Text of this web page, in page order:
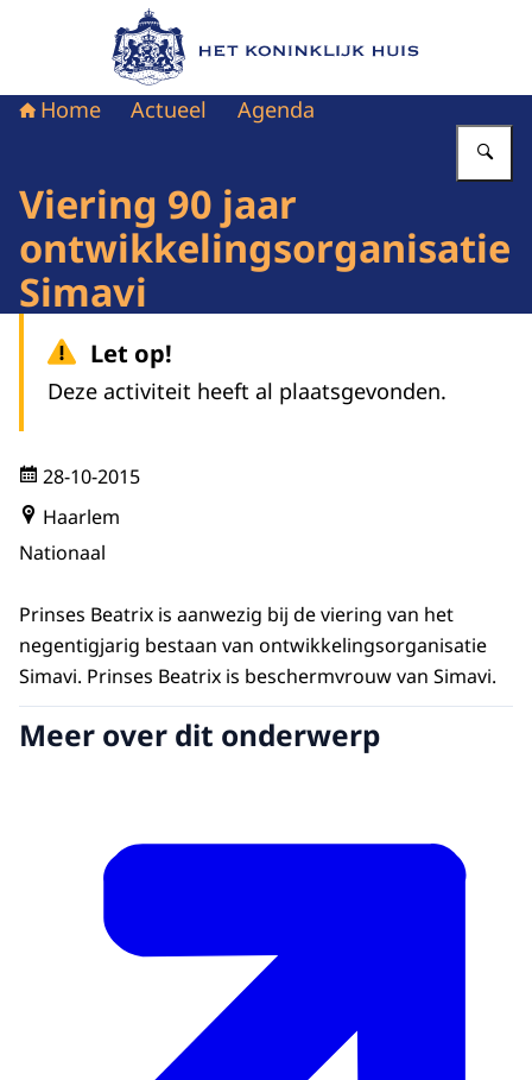
Naar de homepage van Het Koninklijk Huis
Home Actueel Agenda
Viering 90 jaar
ontwikkelingsorganisatie
Simavi
Let op!
Deze activiteit heeft al plaatsgevonden.
28-10-2015
Haarlem
Nationaal
Prinses Beatrix is aanwezig bij de viering van het
negentigjarig bestaan van ontwikkelingsorganisatie
Simavi. Prinses Beatrix is beschermvrouw van Simavi.
Meer over dit onderwerp